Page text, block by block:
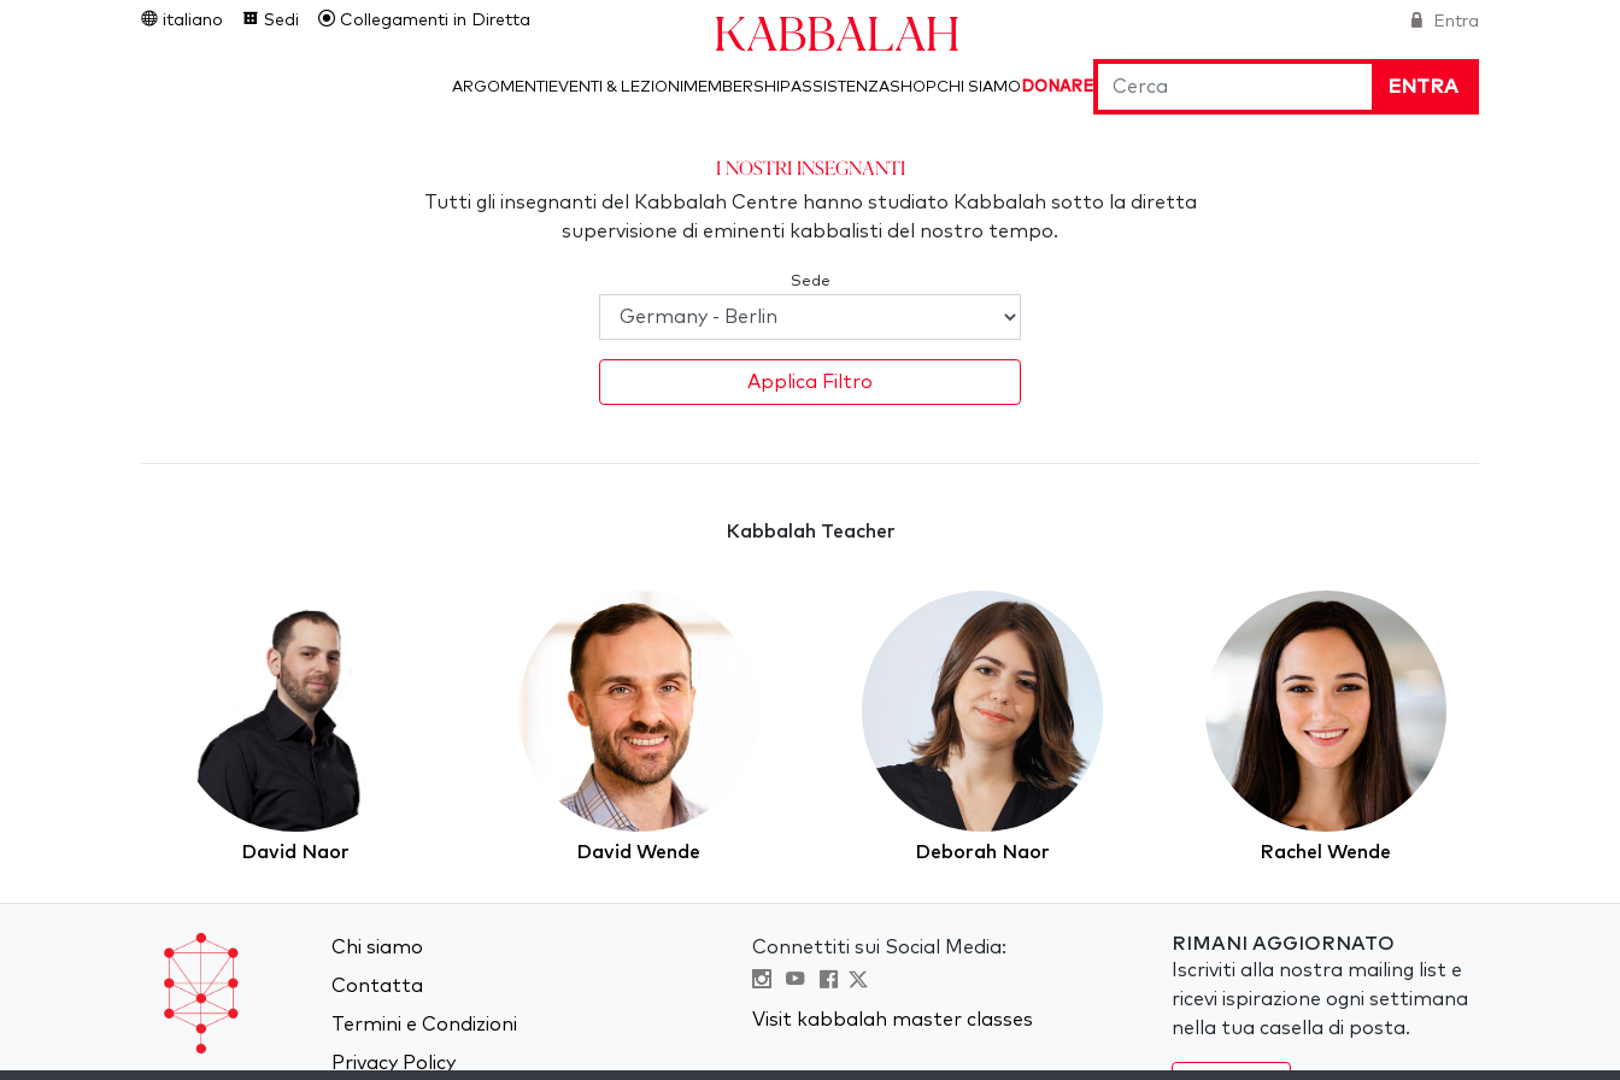
Entra
italiano Sedi Collegamenti in Diretta Kabbalah
ENTRA
ARGOMENTI EVENTI & LEZIONI MEMBERSHIPASSISTENZASHOPCHI SIAMO DONARE
I Nostri Insegnanti
Tutti gli insegnanti del Kabbalah Centre hanno studiato Kabbalah sotto la diretta
supervisione di eminenti kabbalisti del nostro tempo.
Sede
Applica Filtro
Kabbalah Teacher
David Naor David Wende Deborah Naor Rachel Wende
Chi siamo
Contatta
Termini e Condizioni
Privacy Policy
Connettiti sui Social Media:
Visit kabbalah master classes
RIMANI AGGIORNATO
Iscriviti alla nostra mailing list e
ricevi ispirazione ogni settimana
nella tua casella di posta.